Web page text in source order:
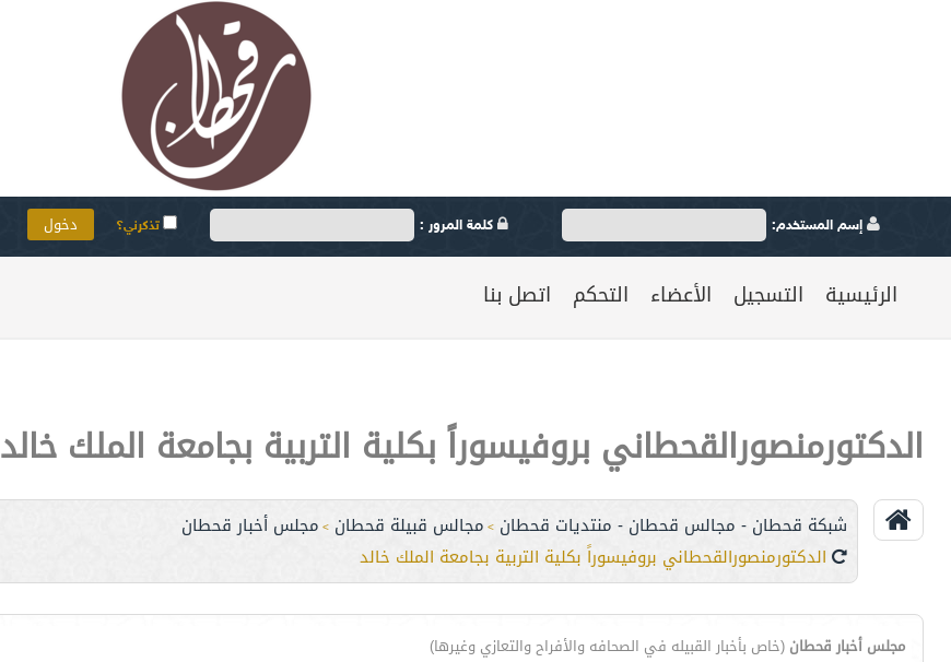
إسم المستخدم: كلمة المرور : تذكرني؟
الرئيسية التسجيل الأعضاء التحكم اتصل بنا
الدكتورمنصورالقحطاني بروفيسوراً بكلية التربية بجامعة الملك خالد
شبكة قحطان - مجالس قحطان - منتديات قحطان > مجالس قبيلة قحطان > مجلس أخبار قحطان
الدكتورمنصورالقحطاني بروفيسوراً بكلية التربية بجامعة الملك خالد
مجلس أخبار قحطان (خاص بأخبار القبيله في الصحافه والأفراح والتعازي وغيرها)